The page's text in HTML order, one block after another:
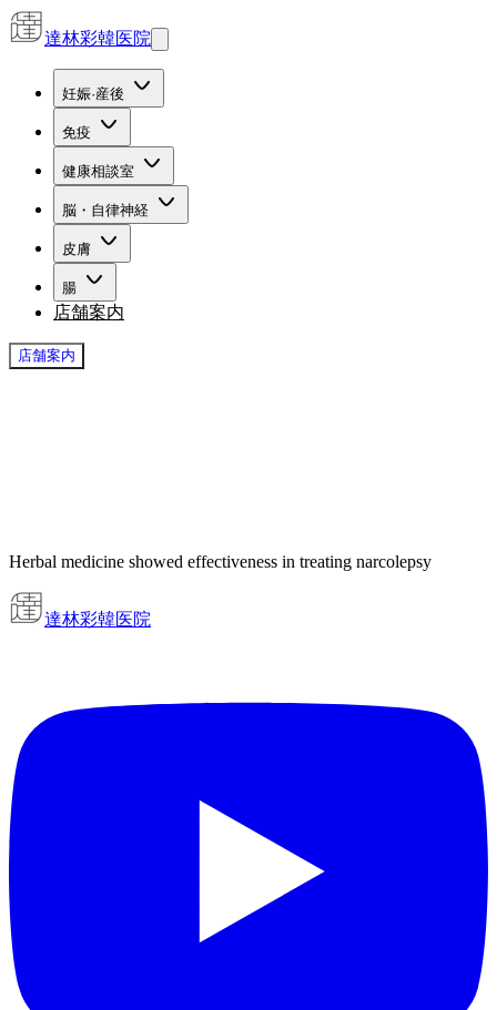
達林彩韓医院
妊娠·産後
免疫
健康相談室
脳・自律神経
皮膚
腸
店舗案内
店舗案内
Herbal medicine showed effectiveness in treating narcolepsy
達林彩韓医院